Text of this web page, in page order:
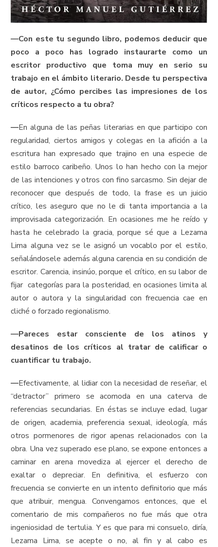
—Con este tu segundo libro, podemos deducir que
poco a poco has logrado instaurarte como un
escritor productivo que toma muy en serio su
trabajo en el ámbito literario. Desde tu perspectiva
de autor, ¿Cómo percibes las impresiones de los
críticos respecto a tu obra?
—En alguna de las peñas literarias en que participo con
regularidad, ciertos amigos y colegas en la afición a la
escritura han expresado que trajino en una especie de
estilo barroco caribeño. Unos lo han hecho con la mejor
de las intenciones y otros con fino sarcasmo. Sin dejar de
reconocer que después de todo, la frase es un juicio
crítico, les aseguro que no le di tanta importancia a la
improvisada categorización. En ocasiones me he reído y
hasta he celebrado la gracia, porque sé que a Lezama
Lima alguna vez se le asignó un vocablo por el estilo,
señalándosele además alguna carencia en su condición de
escritor. Carencia, insinúo, porque el crítico, en su labor de
fijar categorías para la posteridad, en ocasiones limita al
autor o autora y la singularidad con frecuencia cae en
cliché o forzado regionalismo.
—Pareces estar consciente de los atinos y
desatinos de los críticos al tratar de calificar o
cuantificar tu trabajo.
—Efectivamente, al lidiar con la necesidad de reseñar, el
“detractor” primero se acomoda en una caterva de
referencias secundarias. En éstas se incluye edad, lugar
de origen, academia, preferencia sexual, ideología, más
otros pormenores de rigor apenas relacionados con la
obra. Una vez superado ese plano, se expone entonces a
caminar en arena movediza al ejercer el derecho de
exaltar o depreciar. En definitiva, el esfuerzo con
frecuencia se convierte en un intento definitorio que más
que atribuir, mengua. Convengamos entonces, que el
comentario de mis compañeros no fue más que otra
ingeniosidad de tertulia. Y es que para mi consuelo, diría,
Lezama Lima, se acepte o no, al fin y al cabo es